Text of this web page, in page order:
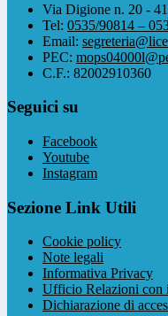
Via Digione n. 20 -
Tel: 0535/90814 –
Email:
PEC:
C.F.: 82002910360
Seguici su
Facebook
Youtube
Instagram
Sezione Link Utili
Cookie policy
Note legali
Informativa Privacy
Ufficio Relazioni con
Dichiarazione di